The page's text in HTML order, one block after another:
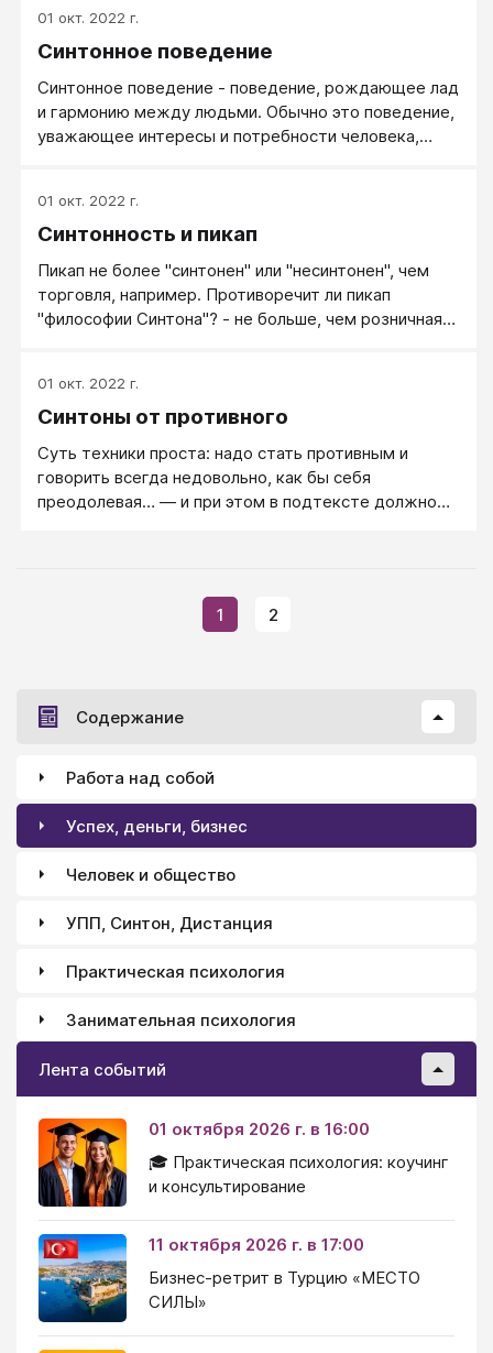
01 окт. 2022 г.
Синтонное поведение
​Синтонное поведение - поведение, рождающее лад
и гармонию между людьми. Обычно это поведение,
уважающее интересы и потребности человека,
синтоны.
01 окт. 2022 г.
Синтонность и пикап
Пикап не более "синтонен" или "несинтонен", чем
торговля, например. Противоречит ли пикап
"философии Синтона"? - не больше, чем розничная
соблазнитель (умеющий красиво соблазнить,
удовлетворить и экологично расстаться) несёт
дамский угодник, "ботаник" или подкаблучник.
Может быть, не только меньше зла, но и больше
добра - тут сказать сложно.
01 окт. 2022 г.
Синтоны от противного
Суть техники проста: надо стать противным и
говорить всегда недовольно, как бы себя
преодолевая… — и при этом в подтексте должно
1 2
Содержание
Работа над собой
Успех, деньги, бизнес
Человек и общество
УПП, Синтон, Дистанция
Практическая психология
Занимательная психология
Лента событий
01 октября 2026 г. в 16:00
🎓 Практическая психология: коучинг
и консультирование
11 октября 2026 г. в 17:00
Бизнес-ретрит в Турцию «МЕСТО
СИЛЫ»